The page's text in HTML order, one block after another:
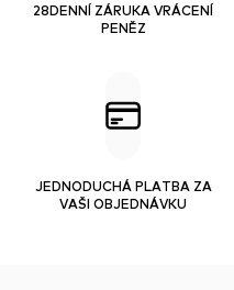
28DENNÍ ZÁRUKA VRÁCENÍ
PENĚZ
JEDNODUCHÁ PLATBA ZA
VAŠI OBJEDNÁVKU